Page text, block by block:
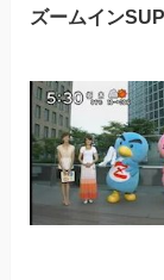
ズームイン